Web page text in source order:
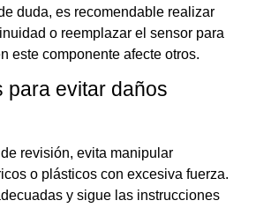
duda, es recomendable realizar
o reemplazar el sensor para
este componente afecte otros.
para evitar daños
revisión, evita manipular
o plásticos con excesiva fuerza.
y sigue las instrucciones